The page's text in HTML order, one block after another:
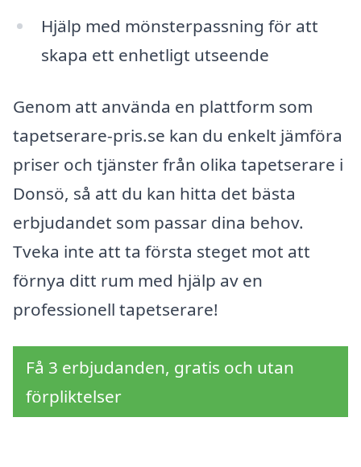
Hjälp med mönsterpassning för att
skapa ett enhetligt utseende
Genom att använda en plattform som
tapetserare-pris.se kan du enkelt jämföra
priser och tjänster från olika tapetserare i
Donsö, så att du kan hitta det bästa
erbjudandet som passar dina behov.
Tveka inte att ta första steget mot att
förnya ditt rum med hjälp av en
professionell tapetserare!
Få 3 erbjudanden, gratis och utan
förpliktelser